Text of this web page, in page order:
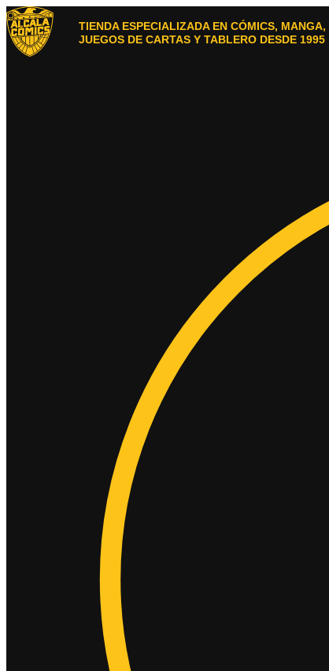
Ir
al
contenido
TIENDA ESPECIALIZADA EN CÓMICS, MANGA,
JUEGOS DE CARTAS Y TABLERO DESDE 1995